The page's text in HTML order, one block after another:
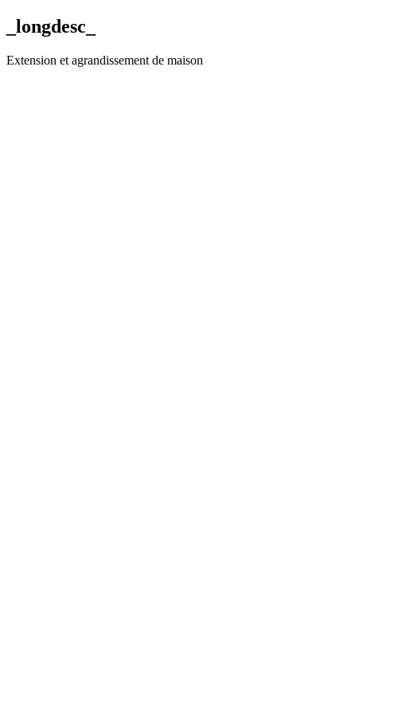
_longdesc_
Extension et agrandissement de maison